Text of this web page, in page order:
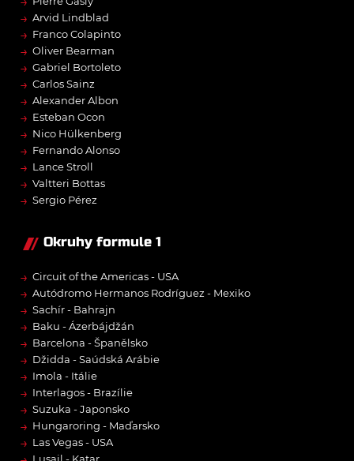
→ Arvid Lindblad
→ Franco Colapinto
→ Oliver Bearman
→ Gabriel Bortoleto
→ Carlos Sainz
→ Alexander Albon
→ Esteban Ocon
→ Nico Hülkenberg
→ Fernando Alonso
→ Lance Stroll
→ Valtteri Bottas
→ Sergio Pérez
Okruhy formule 1
→ Circuit of the Americas - USA
→ Autódromo Hermanos Rodríguez - Mexiko
→ Sachír - Bahrajn
→ Baku - Ázerbájdžán
→ Barcelona - Španělsko
→ Džidda - Saúdská Arábie
→ Imola - Itálie
→ Interlagos - Brazílie
→ Suzuka - Japonsko
→ Hungaroring - Maďarsko
→ Las Vegas - USA